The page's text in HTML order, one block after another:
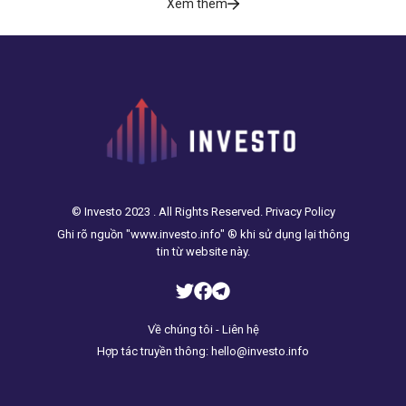
Xem thêm
© Investo 2023 . All Rights Reserved. Privacy Policy
Ghi rõ nguồn "www.investo.info" ® khi sử dụng lại thông
tin từ website này.
Về chúng tôi - Liên hệ
Hợp tác truyền thông: hello@investo.info